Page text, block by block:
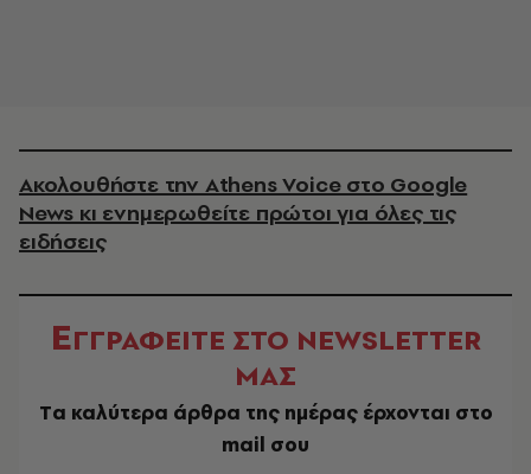
Ακολουθήστε την Athens Voice στο Google
News κι ενημερωθείτε πρώτοι για όλες τις
ειδήσεις
ΕΓΓΡΑΦΕΙΤΕ ΣΤΟ NEWSLETTER
ΜΑΣ
Tα καλύτερα άρθρα της ημέρας έρχονται στο
mail σου